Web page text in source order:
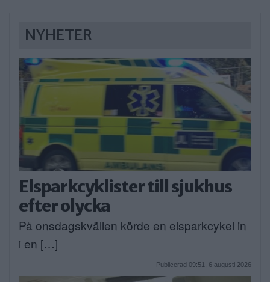
NYHETER
Elsparkcyklister till sjukhus
efter olycka
På onsdagskvällen körde en elsparkcykel in
i en […]
Publicerad 09:51, 6 augusti 2026